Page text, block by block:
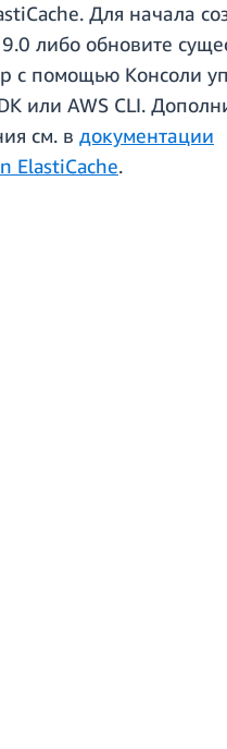
Для начала
либо обновите
с помощью Консоли
или AWS CLI.
см. в документации
ElastiCache.